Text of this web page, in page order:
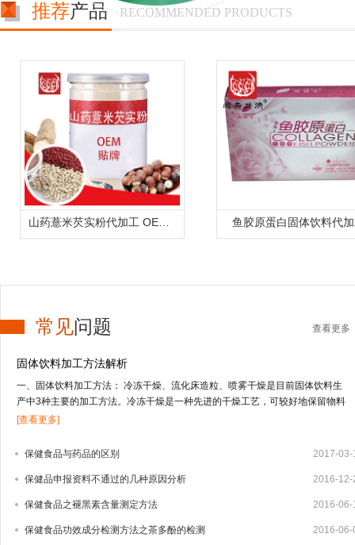
推荐产品 RECOMMENDED PRODUCTS
鱼胶原蛋白固体饮料代
常见问题 查看更多
固体饮料加工方法解析
一、固体饮料加工方法： 冷冻干燥、流化床造粒、喷雾干燥是目前固体饮料生
产中3种主要的加工方法。冷冻干燥是一种先进的干燥工艺，可较好地保留物料
的营养及风味成分，但投资高，应用受到限制；流化床造粒适合于低果汁或不含
热温度低、时间短，能较好地保留物料的营养及风味成分。固体饮料的其它加工
结成固体的冰，在真空条件下，使水直接升华变成水蒸汽逸出，从而把水从物料
法生产固体饮料还很少，只有少部分附加值较高的产品如速溶茶粉、咖啡粉中应
用。2、流化床造粒 造粒技术有湿法造粒、干法造粒、快速搅拌制粒技术以及流
[查看更多]
保健食品与药品的区别 2017-03-
保健品申报资料不通过的几种原因分析 2016-12-
保健食品之褪黑素含量测定方法 2016-06-
保健食品功效成分检测方法之茶多酚的检测 2016-06-